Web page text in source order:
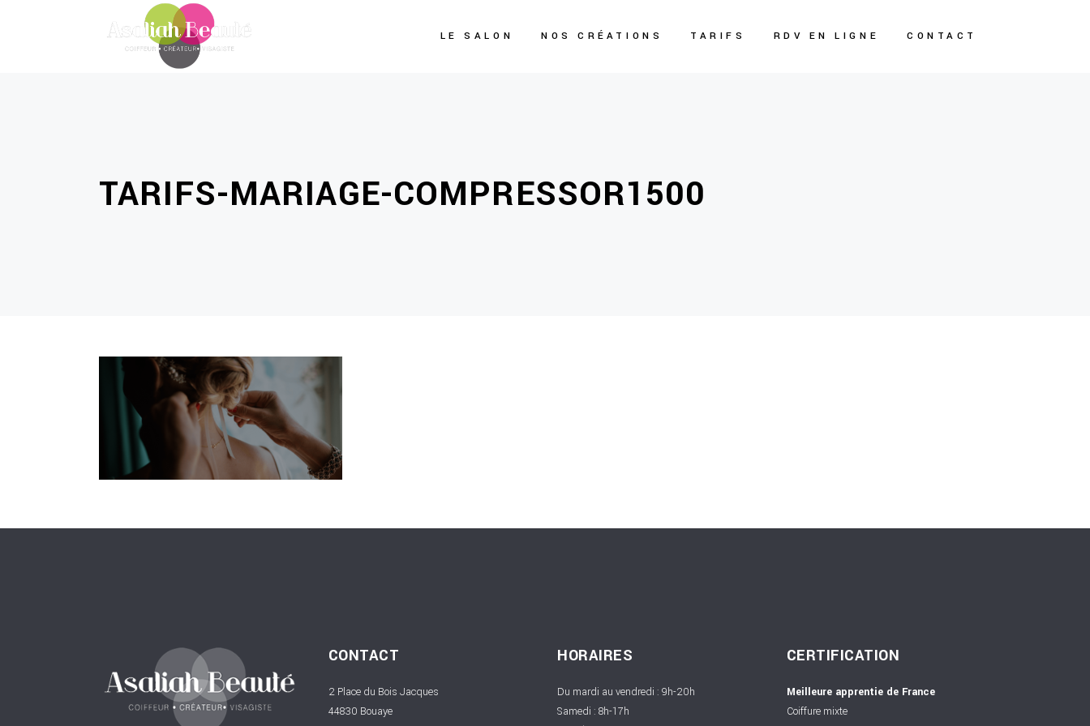
LE SALON NOS CRÉATIONS TARIFS RDV EN LIGNE CONTACT
TARIFS-MARIAGE-COMPRESSOR1500
CONTACT
2 Place du Bois Jacques
44830 Bouaye
HORAIRES
Du mardi au vendredi : 9h-20h
Samedi : 8h-17h
CERTIFICATION
Meilleure apprentie de France
Coiffure mixte